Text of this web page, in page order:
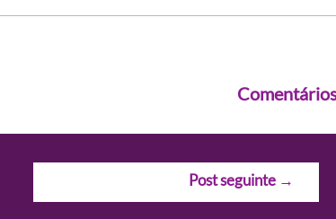
Post seguinte →